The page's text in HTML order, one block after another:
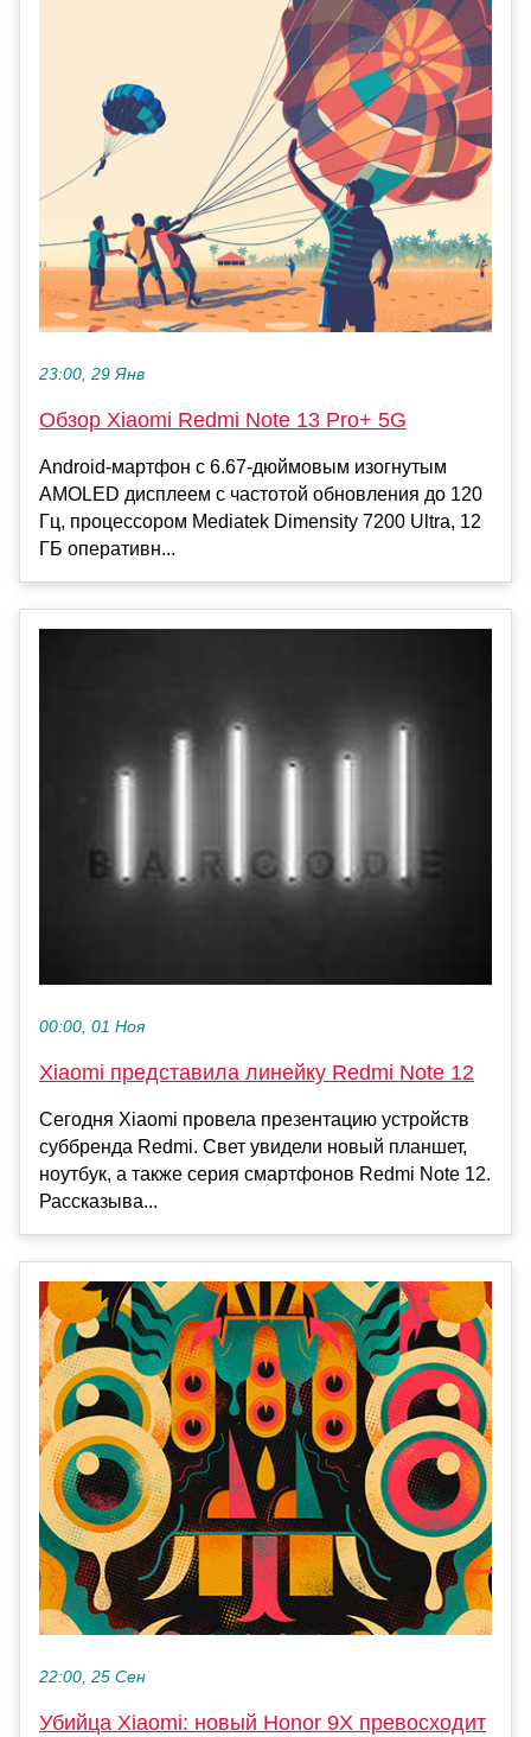
23:00, 29 Янв
Обзор Xiaomi Redmi Note 13 Pro+ 5G
Android-мартфон с 6.67-дюймовым изогнутым
AMOLED дисплеем с частотой обновления до 120
Гц, процессором Mediatek Dimensity 7200 Ultra, 12
ГБ оперативн...
00:00, 01 Ноя
Xiaomi представила линейку Redmi Note 12
Сегодня Xiaomi провела презентацию устройств
суббренда Redmi. Свет увидели новый планшет,
ноутбук, а также серия смартфонов Redmi Note 12.
Рассказыва...
22:00, 25 Сен
Убийца Xiaomi: новый Honor 9X превосходит